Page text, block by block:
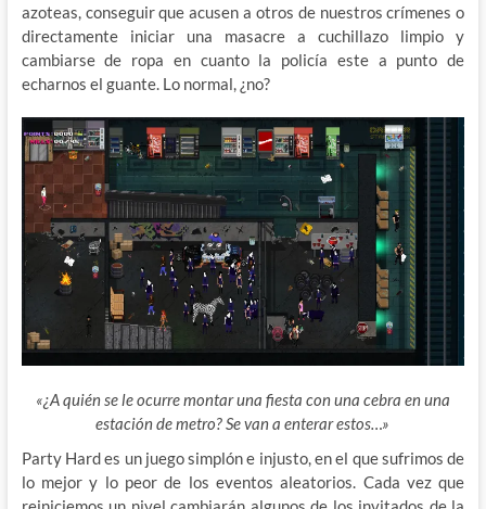
azoteas, conseguir que acusen a otros de nuestros crímenes o
directamente iniciar una masacre a cuchillazo limpio y
cambiarse de ropa en cuanto la policía este a punto de
echarnos el guante. Lo normal, ¿no?
«¿A quién se le ocurre montar una fiesta con una cebra en una
estación de metro? Se van a enterar estos…»
Party Hard es un juego simplón e injusto, en el que sufrimos de
lo mejor y lo peor de los eventos aleatorios. Cada vez que